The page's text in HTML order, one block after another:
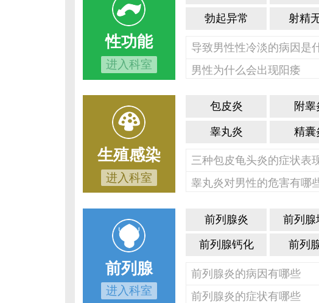
性功能
进入科室
勃起异常 射精
导致男性性冷淡的病因是
男性为什么会出现阳痿
生殖感染
进入科室
包皮炎 附睾
睾丸炎 精囊
三种包皮龟头炎的症状表
睾丸炎对男性的危害有哪
前列腺
进入科室
前列腺炎 前列腺
前列腺钙化 前列
前列腺炎的病因有哪些
前列腺炎的症状有哪些